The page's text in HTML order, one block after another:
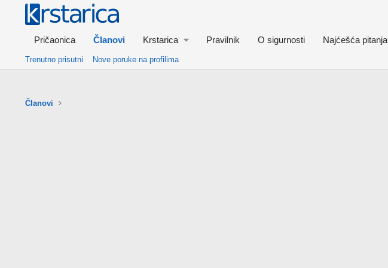
Pričaonica Članovi Krstarica Pravilnik O sigurnosti Najćešća pitanja
Trenutno prisutni Nove poruke na profilima
Članovi